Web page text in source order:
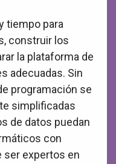
tiempo para
construir los
la plataforma de
adecuadas. Sin
programación se
simplificadas
de datos puedan
con
ser expertos en